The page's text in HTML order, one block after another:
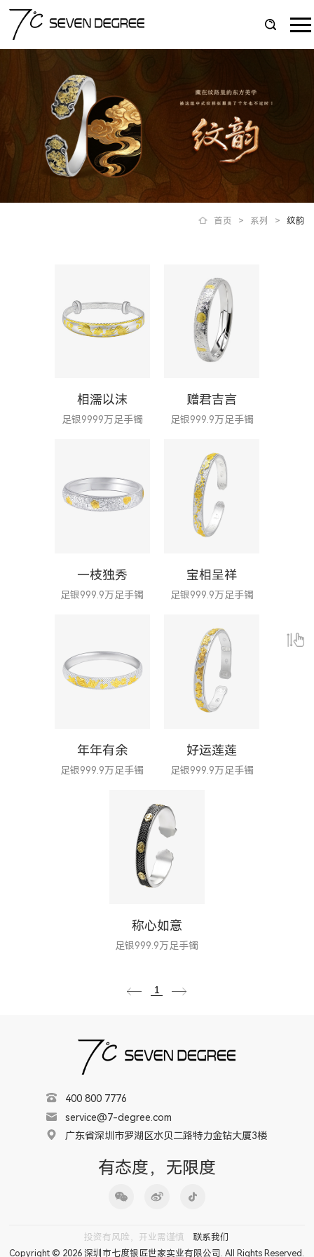
首页 > 系列 > 纹韵
相濡以沫
足银9999万足手镯
赠君吉言
足银999.9万足手镯
一枝独秀
足银999.9万足手镯
宝相呈祥
足银999.9万足手镯
年年有余
足银999.9万足手镯
好运莲莲
足银999.9万足手镯
称心如意
足银999.9万足手镯
1
400 800 7776
service@7-degree.com
广东省深圳市罗湖区水贝二路特力金钻大厦3楼
有态度，无限度
投资有风险，开业需谨慎
联系我们
Copyright © 2026 深圳市七度银匠世家实业有限公司. All Rights Reserved.